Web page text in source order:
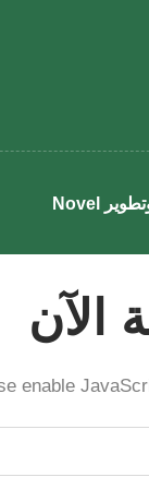
Novel
الآن
enable